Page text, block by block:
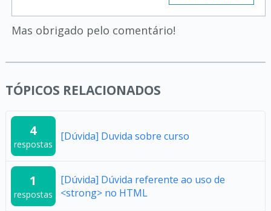
Mas obrigado pelo comentário!
TÓPICOS RELACIONADOS
4
respostas
[Dúvida] Duvida sobre curso
1
respostas
[Dúvida] Dúvida referente ao uso de
<strong> no HTML